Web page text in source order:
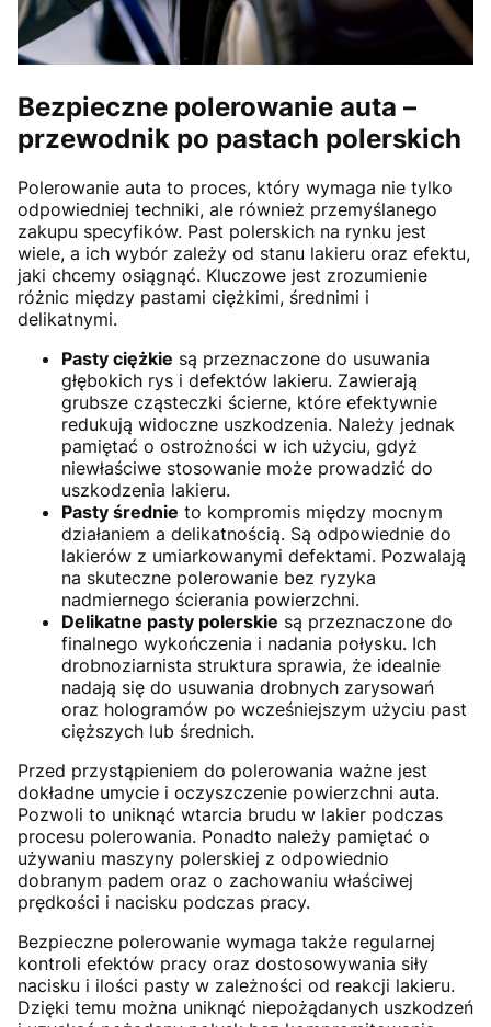
Bezpieczne polerowanie auta –
przewodnik po pastach polerskich
Polerowanie auta to proces, który wymaga nie tylko
odpowiedniej techniki, ale również przemyślanego
zakupu specyfików. Past polerskich na rynku jest
wiele, a ich wybór zależy od stanu lakieru oraz efektu,
jaki chcemy osiągnąć. Kluczowe jest zrozumienie
różnic między pastami ciężkimi, średnimi i
delikatnymi.
Pasty ciężkie są przeznaczone do usuwania
głębokich rys i defektów lakieru. Zawierają
grubsze cząsteczki ścierne, które efektywnie
redukują widoczne uszkodzenia. Należy jednak
pamiętać o ostrożności w ich użyciu, gdyż
niewłaściwe stosowanie może prowadzić do
uszkodzenia lakieru.
Pasty średnie to kompromis między mocnym
działaniem a delikatnością. Są odpowiednie do
lakierów z umiarkowanymi defektami. Pozwalają
na skuteczne polerowanie bez ryzyka
nadmiernego ścierania powierzchni.
Delikatne pasty polerskie są przeznaczone do
finalnego wykończenia i nadania połysku. Ich
drobnoziarnista struktura sprawia, że idealnie
nadają się do usuwania drobnych zarysowań
oraz hologramów po wcześniejszym użyciu past
cięższych lub średnich.
Przed przystąpieniem do polerowania ważne jest
dokładne umycie i oczyszczenie powierzchni auta.
Pozwoli to uniknąć wtarcia brudu w lakier podczas
procesu polerowania. Ponadto należy pamiętać o
używaniu maszyny polerskiej z odpowiednio
dobranym padem oraz o zachowaniu właściwej
prędkości i nacisku podczas pracy.
Bezpieczne polerowanie wymaga także regularnej
kontroli efektów pracy oraz dostosowywania siły
nacisku i ilości pasty w zależności od reakcji lakieru.
Dzięki temu można uniknąć niepożądanych uszkodzeń